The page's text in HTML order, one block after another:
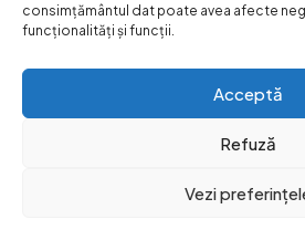
consimțământul dat poate avea afecte
funcționalități și funcții.
Acceptă
Refuză
Vezi
Livrare si plata
Formular retur